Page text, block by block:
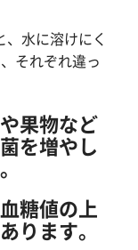
水に溶けにく
それぞれ違っ
果物など
を増やし
糖値の上
ります。